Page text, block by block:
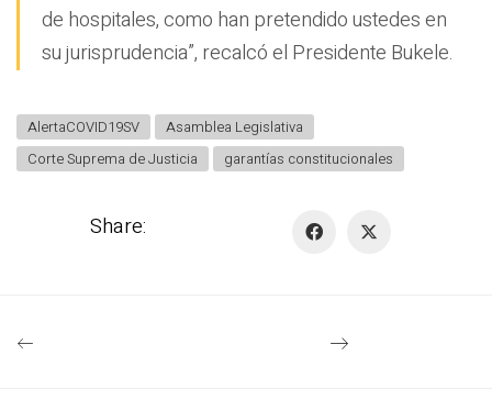
de hospitales, como han pretendido ustedes en
su jurisprudencia”, recalcó el Presidente Bukele.
AlertaCOVID19SV
Asamblea Legislativa
Corte Suprema de Justicia
garantías constitucionales
Share: